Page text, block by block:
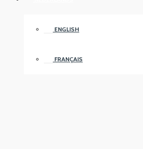
ENGLISH
FRANÇAIS